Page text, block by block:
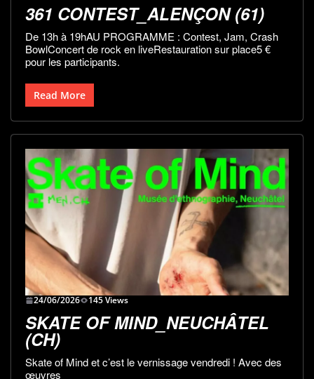
361 CONTEST_ALENÇON (61)
De 13h à 19hAU PROGRAMME : Contest, Jam, Crash
BowlConcert de rock en liveRestauration sur place5 €
pour les participants.
Read More
24/06/2026 145 Views
SKATE OF MIND_NEUCHÂTEL
(CH)
Skate of Mind et c’est le vernissage vendredi ! Avec des
œuvres